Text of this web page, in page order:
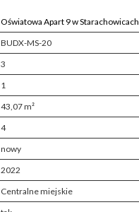
Oświatowa Apart 9 w Starachowicach
BUDX-MS-20
3
1
43,07 m²
4
nowy
2022
Centralne miejskie